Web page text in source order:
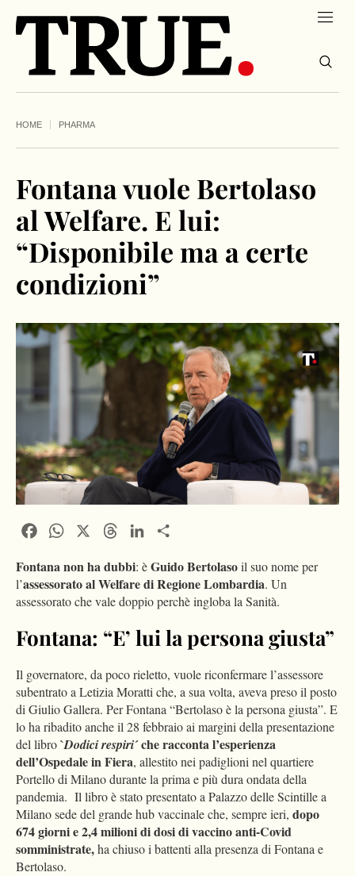
HOME PHARMA
Fontana vuole Bertolaso
al Welfare. E lui:
“Disponibile ma a certe
condizioni”
FacebookWhatsApp ThreadsLinkedIn
Fontana non ha dubbi: èGuido Bertolasoil suo nome per
l’assessorato al Welfare di Regione Lombardia. Un
assessorato che vale doppio perchè ingloba la Sanità.
Fontana: “E’ lui la persona giusta”
Il governatore, da poco rieletto, vuole riconfermare l’assessore
subentrato a Letizia Moratti che, a sua volta, aveva preso il posto
di Giulio Gallera. Per Fontana “Bertolaso è la persona giusta”. E
lo ha ribadito anche il 28 febbraio ai margini della presentazione
del libro`Dodici respiri´ che racconta l’esperienza
dell’Ospedale in Fiera, allestito nei padiglioni nel quartiere
Portello di Milano durante la prima e più dura ondata della
pandemia. Il libro è stato presentato a Palazzo delle Scintille a
Milano sede del grande hub vaccinale che, sempre ieri, dopo
674 giorni e 2,4 milioni di dosi di vaccino anti-Covid
somministrate,ha chiuso i battenti alla presenza di Fontana e
Bertolaso.